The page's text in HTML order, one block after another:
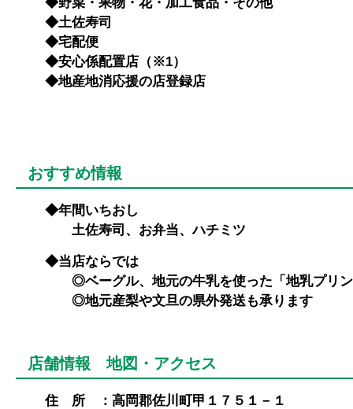
◆土佐寿司
◆宅配便
◆安心係配置店（※1）
◆地産地消応援の店登録店
おすすめ情報
◆年間いちおし
土佐寿司、お弁当、ハチミツ
◆当店ならでは
◎ベーグル、地元の牛乳を使った「地乳プリ
◎地元産梨や文旦の県外発送も承ります
店舗情報 地図・アクセス
住 所 ：高岡郡佐川町甲１７５１－１